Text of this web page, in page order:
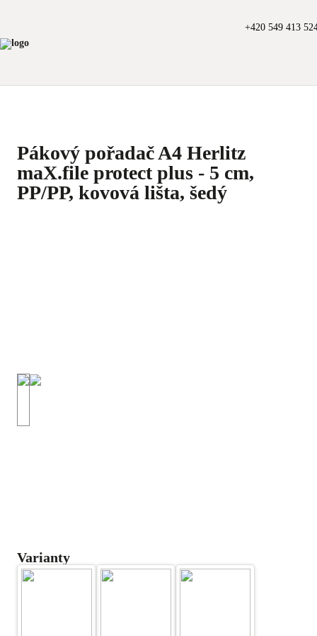
+420 549 413
Pákový pořadač A4 Herlitz
maX.file protect plus - 5 cm,
PP/PP, kovová lišta, šedý
Varianty